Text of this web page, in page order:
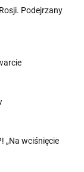
Podejrzany
„Na wciśnięcie